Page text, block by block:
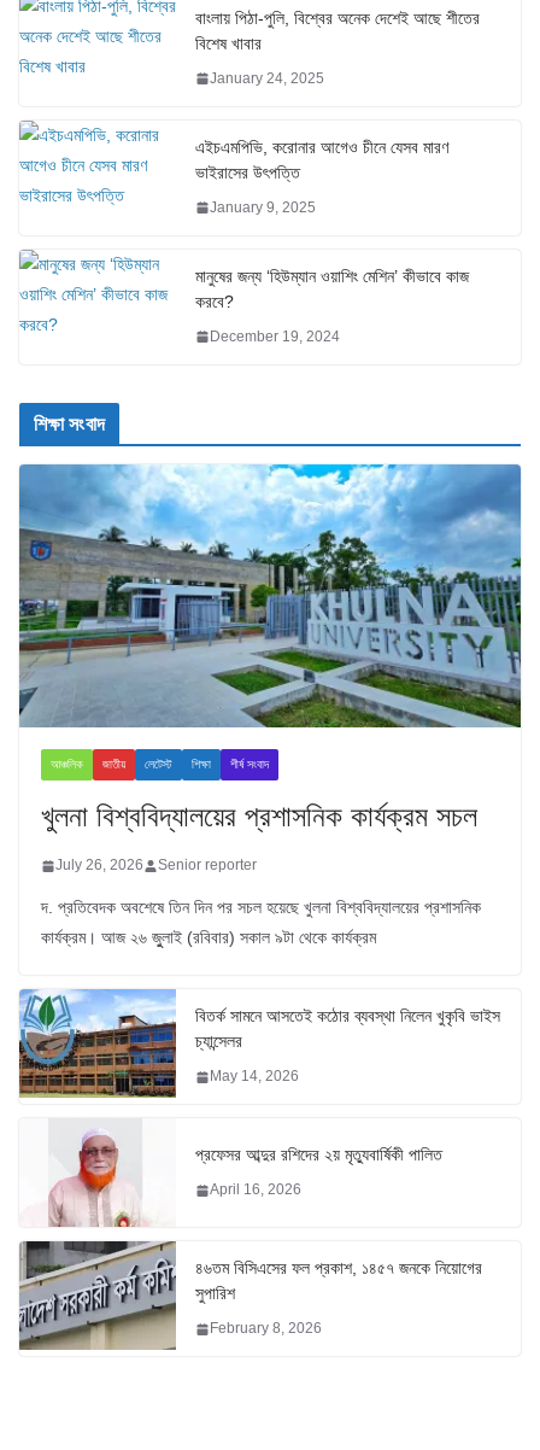
বাংলায় পিঠা-পুলি, বিশ্বের অনেক দেশেই আছে শীতের
বিশেষ খাবার
January 24, 2025
এইচএমপিভি, করোনার আগেও চীনে যেসব মারণ
ভাইরাসের উৎপত্তি
January 9, 2025
মানুষের জন্য ‘হিউম্যান ওয়াশিং মেশিন’ কীভাবে কাজ
করবে?
December 19, 2024
শিক্ষা সংবাদ
আঞ্চলিক জাতীয় লেটেস্ট শিক্ষা শীর্ষ সংবাদ
খুলনা বিশ্ববিদ্যালয়ের প্রশাসনিক কার্যক্রম সচল
July 26, 2026 Senior reporter
দ. প্রতিবেদক অবশেষে তিন দিন পর সচল হয়েছে খুলনা বিশ্ববিদ্যালয়ের প্রশাসনিক
কার্যক্রম। আজ ২৬ জুুলাই (রবিবার) সকাল ৯টা থেকে কার্যক্রম
বিতর্ক সামনে আসতেই কঠোর ব্যবস্থা নিলেন খুকৃবি ভাইস
চ্যান্সেলর
May 14, 2026
প্রফেসর আব্দুর রশিদের ২য় মৃত্যুবার্ষিকী পালিত
April 16, 2026
৪৬তম বিসিএসের ফল প্রকাশ, ১৪৫৭ জনকে নিয়োগের
সুপারিশ
February 8, 2026